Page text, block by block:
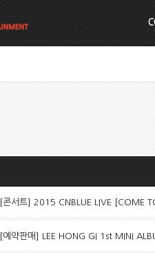
[콘서트] 2015 CNBLUE LIVE [COME
[예약판매] LEE HONG GI 1st MINI